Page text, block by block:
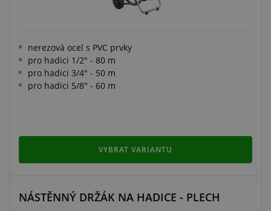
nerezová ocel s PVC prvky
pro hadici 1/2" - 80 m
pro hadici 3/4" - 50 m
pro hadici 5/8" - 60 m
VYBRAT VARIANTU
NÁSTĚNNÝ DRŽÁK NA HADICE - PLECH